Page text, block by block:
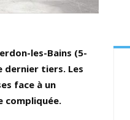
les-Bains (5-
dernier tiers. Les
face à un
compliquée.